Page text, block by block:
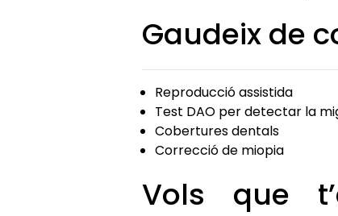
Gaudeix de
Reproducció assistida
Test DAO per detectar la
Cobertures dentals
Correcció de miopia
Vols que